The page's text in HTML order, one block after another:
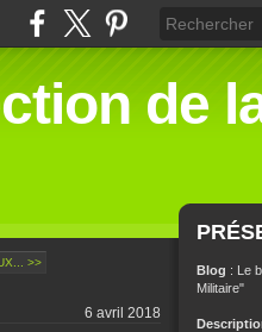
de
>>
6 avril 2018
Blog : Le
Militaire"